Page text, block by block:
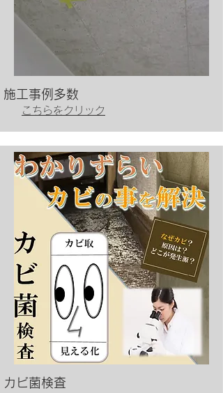
​施工事例多数
​こちらをクリック
​カビ菌検査